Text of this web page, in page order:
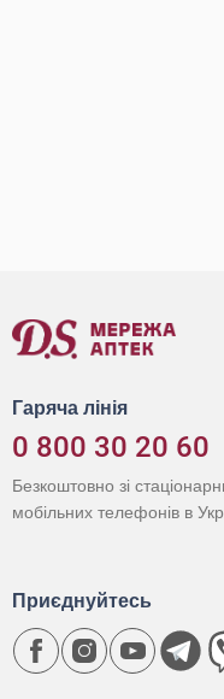
Гаряча лінія
0 800 30 20 60
Безкоштовно зі
мобільних телефонів в
Приєднуйтесь